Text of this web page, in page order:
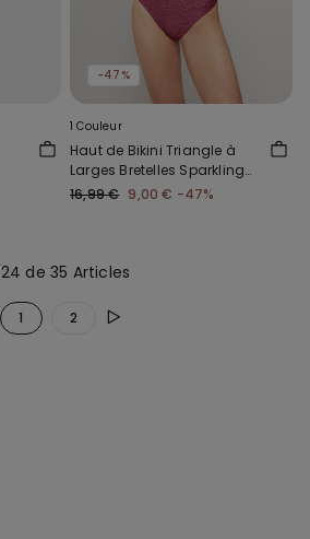
-47%
1 Couleur
Haut de Bikini Triangle à
Larges Bretelles Sparkling
Touch Mauve
16,99 € 9,00 € -47%
24 de 35 Articles
1 2